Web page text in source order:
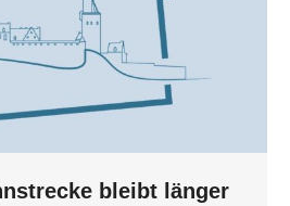
bleibt länger